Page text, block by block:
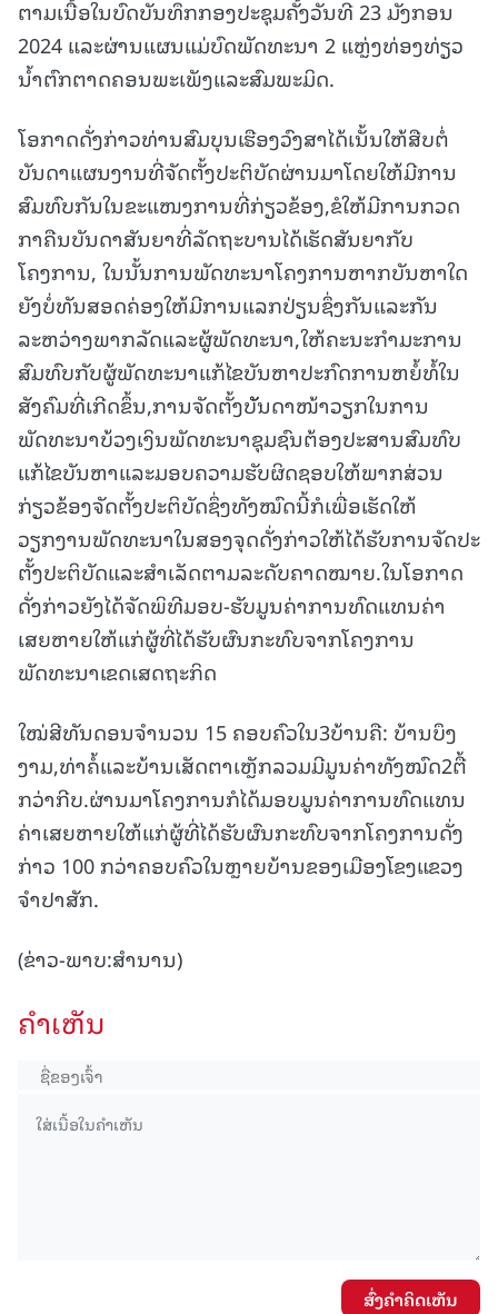
ຕາມເນື້ອໃນບົດບັນທຶກກອງປະຊຸມຄັ້ງວັນທີ 23 ມັງກອນ
2024 ແລະຜ່ານແຜນແມ່ບົດພັດທະນາ 2 ແຫຼ່ງທ່ອງທ່ຽວ
ນໍ້າຕົກຕາດຄອນພະເພັງແລະສົມພະມິດ.
ໂອກາດດັ່ງກ່າວທ່ານສົມບຸນເຮືອງວົງສາໄດ້ເນັ້ນໃຫ້ສືບຕໍ່
ບັນດາແຜນງານທີ່ຈັດຕັ້ງປະຕິບັດຜ່ານມາໂດຍໃຫ້ມີການ
ສົມທົບກັນໃນຂະແໜງການທີ່ກ່ຽວຂ້ອງ,ຂໍໃຫ້ມີການກວດ
ກາຄືນບັນດາສັນຍາທີ່ລັດຖະບານໄດ້ເຮັດສັນຍາກັບ
ໂຄງການ, ໃນນັ້ນການພັດທະນາໂຄງການຫາກບັນຫາໃດ
ຍັງບໍ່ທັນສອດຄ່ອງໃຫ້ມີການແລກປ່ຽນຊຶ່ງກັນແລະກັນ
ລະຫວ່າງພາກລັດແລະຜູ້ພັດທະນາ,ໃຫ້ຄະນະກຳມະການ
ສົມທົບກັບຜູ້ພັດທະນາແກ້ໄຂບັນຫາປະກົດການຫຍໍ້ທໍ້ໃນ
ສັງຄົມທີ່ເກີດຂຶ້ນ,ການຈັດຕັ້ງບັັນດາໜ້າວຽກໃນການ
ພັດທະນາບ້ວງເງິນພັດທະນາຊຸມຊົນຕ້ອງປະສານສົມທົບ
ແກ້ໄຂບັນຫາແລະມອບຄວາມຮັບຜິດຊອບໃຫ້ພາກສ່ວນ
ກ່ຽວຂ້ອງຈັດຕັ້ງປະຕິບັດຊຶ່ງທັງໝົດນີ້ກໍເພື່ອເຮັດໃຫ້
ວຽກງານພັດທະນາໃນສອງຈຸດດັ່ງກ່າວໃຫ້ໄດ້ຮັບການຈັດປະ
ຕັ້ງປະຕິບັດແລະສຳເລັດຕາມລະດັບຄາດໝາຍ.ໃນໂອກາດ
ດັ່ງກ່າວຍັງໄດ້ຈັດພິທີມອບ-ຮັບມູນຄ່າການທົດແທນຄ່າ
ເສຍຫາຍໃຫ້ແກ່ຜູ້ທີ່ໄດ້ຮັບຜົນກະທົບຈາກໂຄງການ
ພັດທະນາເຂດເສດຖະກິດ
ໃໝ່ສີທັນດອນຈຳນວນ 15 ຄອບຄົວໃນ3ບ້ານຄື: ບ້ານບຶງ
ງາມ,ທ່າຄໍ້ແລະບ້ານເສັດຕາເຫຼັກລວມມີມູນຄ່າທັງໝົດ2ຕື້
ກວ່າກີບ.ຜ່ານມາໂຄງການກໍໄດ້ມອບມູນຄ່າການທົດແທນ
ຄ່າເສຍຫາຍໃຫ້ແກ່ຜູ້ທີ່ໄດ້ຮັບຜົນກະທົບຈາກໂຄງການດັ່ງ
ກ່າວ 100 ກວ່າຄອບຄົວໃນຫຼາຍບ້ານຂອງເມືອງໂຂງແຂວງ
ຈຳປາສັກ.
(ຂ່າວ-ພາບ:ສຳນານ)
ຄໍາເຫັນ
ສົ່ງຄໍາຄິດເຫັນ